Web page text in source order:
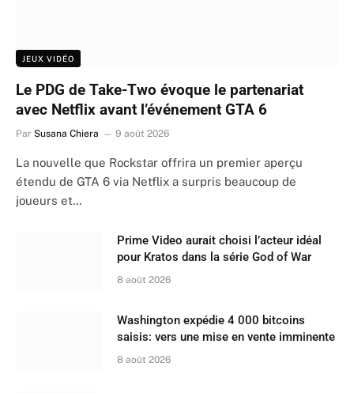
JEUX VIDÉO
Le PDG de Take-Two évoque le partenariat
avec Netflix avant l’événement GTA 6
Par Susana Chiera 9 août 2026
La nouvelle que Rockstar offrira un premier aperçu
étendu de GTA 6 via Netflix a surpris beaucoup de
joueurs et…
Prime Video aurait choisi l’acteur idéal
pour Kratos dans la série God of War
8 août 2026
Washington expédie 4 000 bitcoins
saisis: vers une mise en vente imminente
8 août 2026